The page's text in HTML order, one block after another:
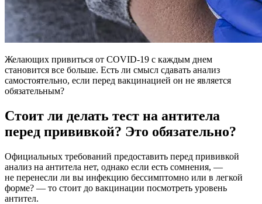
Желающих привиться от COVID-19 с каждым днем
становится все больше. Есть ли смысл сдавать анализ
самостоятельно, если перед вакцинацией он не является
обязательным?
Стоит ли делать тест на антитела
перед прививкой? Это обязательно?
Официальных требований предоставить перед прививкой
анализ на антитела нет, однако если есть сомнения, —
не перенесли ли вы инфекцию бессимптомно или в легкой
форме? — то стоит до вакцинации посмотреть уровень
антител.